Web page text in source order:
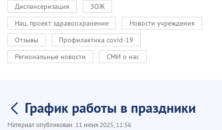
Диспансеризация
ЗОЖ
Нац. проект здравоохранение
Новости учреждения
Отзывы
Профилактика covid-19
Региональные новости
СМИ о нас
График работы в праздники
Материал опубликован: 11 июня 2025, 11:56